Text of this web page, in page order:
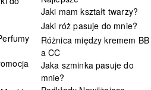
Jaki mam kształt twarzy?
Jaki róż pasuje do mnie?
Różnica między kremem BB
a CC
Jaka szminka pasuje do
mnie?